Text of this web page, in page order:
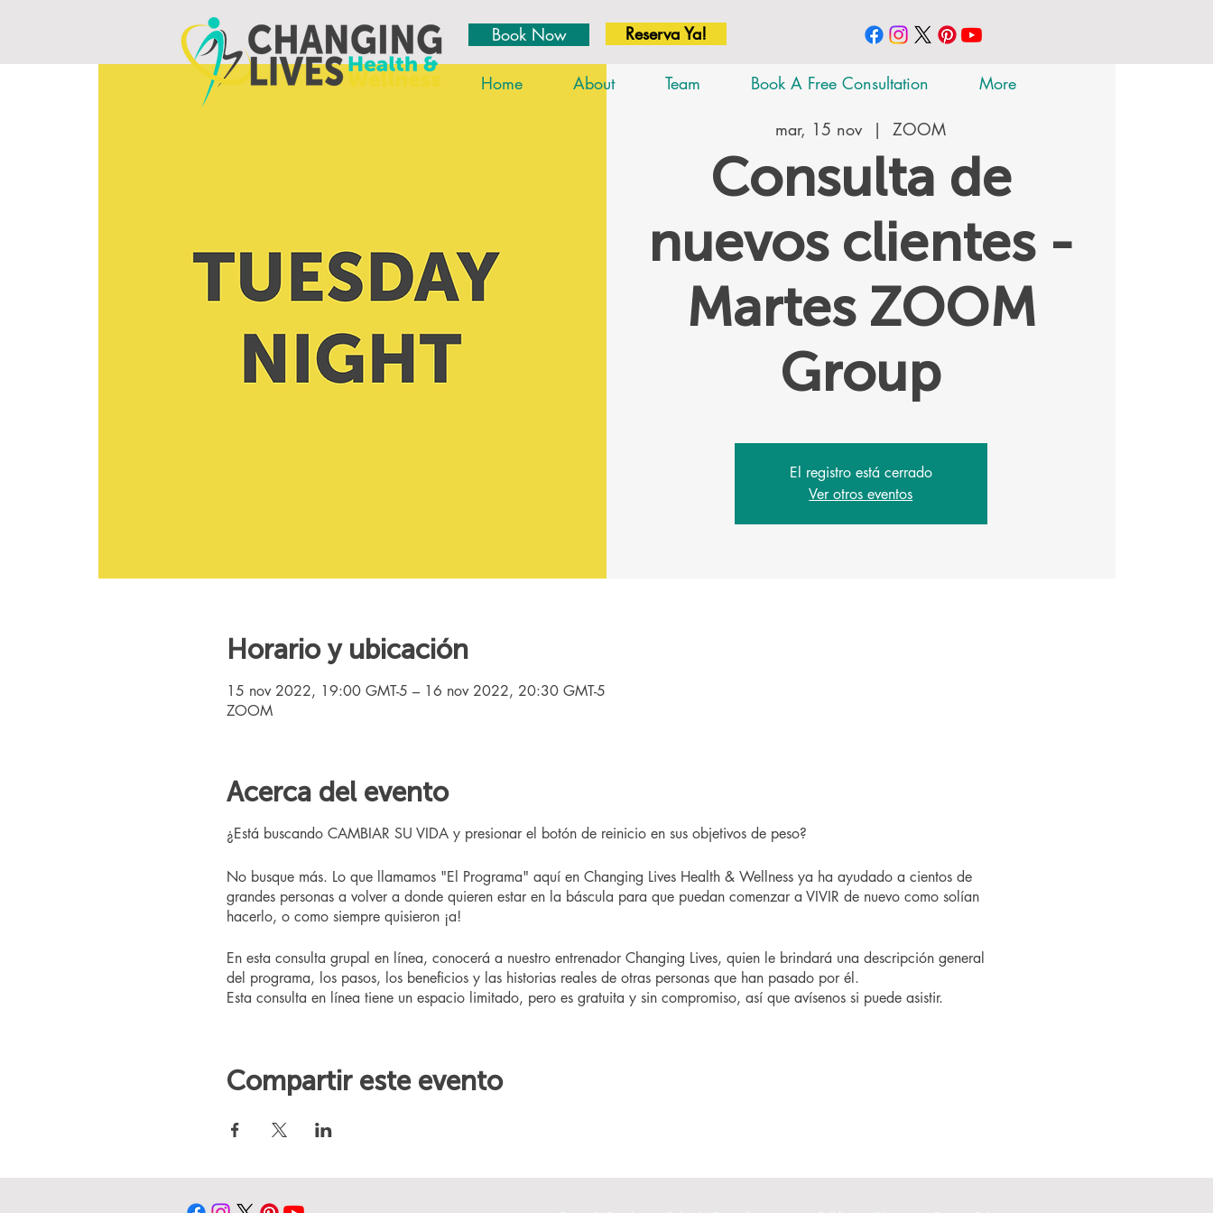
Book Now Reserva Ya!
Home About Team Book A Free Consultation More
mar, 15 nov
  |
ZOOM
Consulta de
nuevos clientes -
Martes ZOOM
Group
El registro está cerrado
Ver otros eventos
Horario y ubicación
15 nov 2022, 19:00 GMT-5 – 16 nov 2022, 20:30 GMT-5
ZOOM
Acerca del evento
¿Está buscando CAMBIAR SU VIDA y presionar el botón de reinicio en sus objetivos de peso?
No busque más. Lo que llamamos "El Programa" aquí en Changing Lives Health & Wellness ya ha ayudado a cientos de
grandes personas a volver a donde quieren estar en la báscula para que puedan comenzar a VIVIR de nuevo como solían
hacerlo, o como siempre quisieron ¡a!
En esta consulta grupal en línea, conocerá a nuestro entrenador Changing Lives, quien le brindará una descripción general
del programa, los pasos, los beneficios y las historias reales de otras personas que han pasado por él.
Esta consulta en línea tiene un espacio limitado, pero es gratuita y sin compromiso, así que avísenos si puede asistir.
Compartir este evento